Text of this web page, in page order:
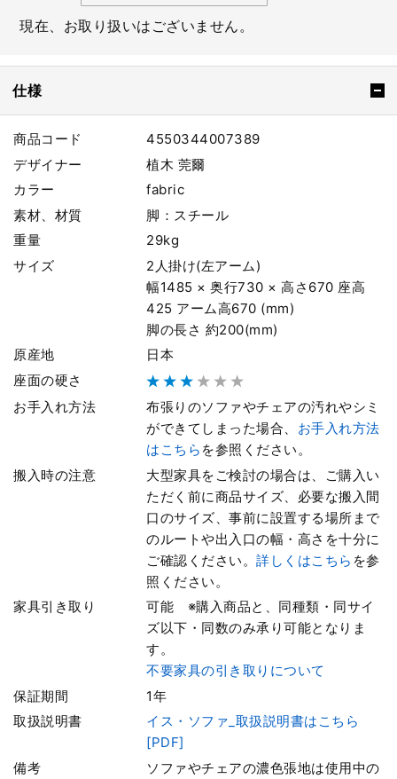
現在、お取り扱いはございません。
仕様
商品コード
4550344007389
デザイナー
植木 莞爾
カラー
fabric
素材、材質
脚：スチール
重量
29kg
サイズ
2人掛け(左アーム)
幅1485 × 奥行730 × 高さ670 座高
425 アーム高670 (mm)
脚の長さ 約200(mm)
原産地
日本
座面の硬さ
お手入れ方法
布張りのソファやチェアの汚れやシミ
ができてしまった場合、 お手入れ方法
はこちら を参照ください。
搬入時の注意
大型家具をご検討の場合は、ご購入い
ただく前に商品サイズ、必要な搬入間
口のサイズ、事前に設置する場所まで
のルートや出入口の幅・高さを十分に
ご確認ください。詳しくはこちら を参
照ください。
家具引き取り
可能 ※購入商品と、同種類・同サイ
ズ以下・同数のみ承り可能となりま
す。
不要家具の引き取りについて
保証期間
1年
取扱説明書
イス・ソファ_取扱説明書はこちら
[PDF]
備考
ソファやチェアの濃色張地は使用中の